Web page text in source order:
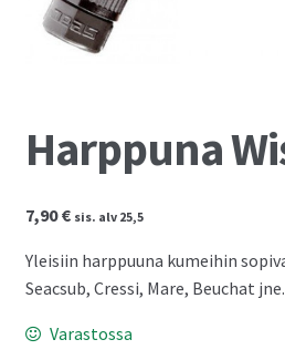
Harppuna
7,90€ sis. alv 25,5
Yleisiin harppuuna kumeihin
Seacsub, Cressi, Mare, Beuchat jne.
Varastossa